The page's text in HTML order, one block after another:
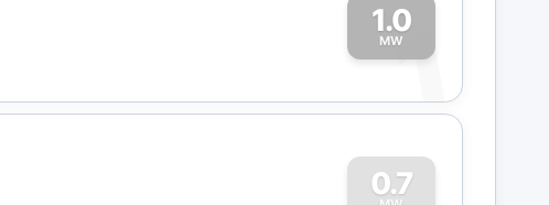
1.0
MW
1
0.7